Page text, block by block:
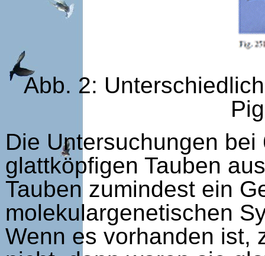
Abb. 2:
Die Untersuchungen
glattköpfigen Tauben
Tauben zumindest ein
molekulargenetischen
Wenn es vorhanden ist,